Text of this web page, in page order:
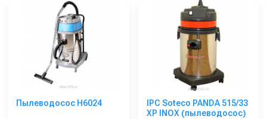
Пылеводосос H6024
IPC Soteco PANDA 515/33
XP INOX (пылеводосос)